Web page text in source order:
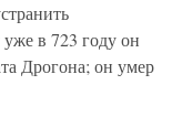
в 723 году он
Дрогона; он умер